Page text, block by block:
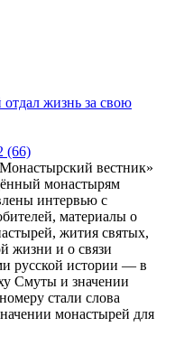
отдал жизнь за свою
(66)
вестник»
монастырям
интервью с
материалы о
жития святых,
жизни и о связи
русской истории — в
Смуты и значении
стали слова
монастырей для